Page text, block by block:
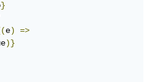
}
e)
=>
)}